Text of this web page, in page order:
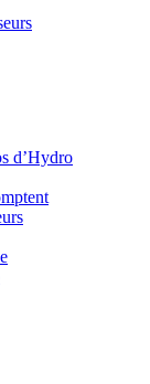
d’Hydro